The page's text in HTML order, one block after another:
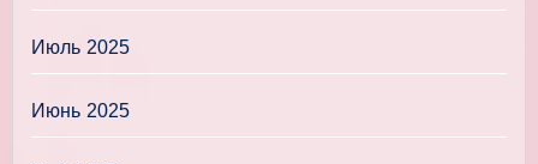
Июль 2025
Июнь 2025